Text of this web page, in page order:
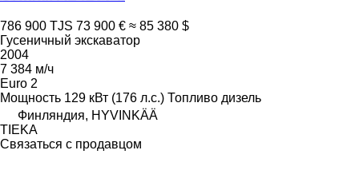
786 900 TJS 73 900 € ≈ 85 380 $
Гусеничный экскаватор
2004
7 384 м/ч
Euro 2
Мощность 129 кВт (176 л.с.) Топливо дизель
Финляндия, HYVINKÄÄ
TIEKA
Связаться с продавцом